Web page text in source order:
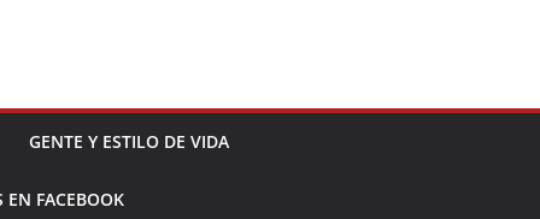
GENTE Y ESTILO DE VIDA
EN FACEBOOK